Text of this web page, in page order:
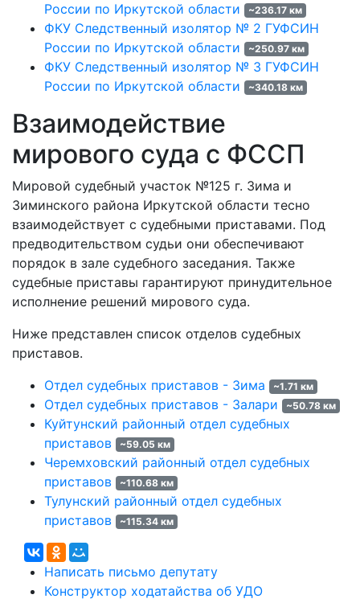
России по Иркутской области
~236.17 км
ФКУ Следственный изолятор № 2 ГУФСИН
России по Иркутской области
~250.97 км
ФКУ Следственный изолятор № 3 ГУФСИН
России по Иркутской области
~340.18 км
Взаимодействие
мирового суда с ФССП
Мировой судебный участок №125 г. Зима и
Зиминского района Иркутской области тесно
взаимодействует с судебными приставами. Под
предводительством судьи они обеспечивают
порядок в зале судебного заседания. Также
судебные приставы гарантируют принудительное
исполнение решений мирового суда.
Ниже представлен список отделов судебных
приставов.
Отдел судебных приставов - Зима
~1.71 км
Отдел судебных приставов - Залари ~50.78 км
Куйтунский районный отдел судебных
приставов
~59.05 км
Черемховский районный отдел судебных
приставов
~110.68 км
Тулунский районный отдел судебных
приставов
~115.34 км
Написать письмо депутату
Конструктор ходатайства об УДО